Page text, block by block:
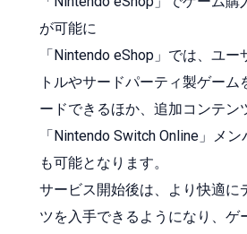
が可能に
「Nintendo eShop」では、ユ
トルやサードパーティ製ゲーム
ードできるほか、追加コンテン
「Nintendo Switch Online」メ
も可能となります。
サービス開始後は、より快適に
ツを入手できるようになり、ゲ